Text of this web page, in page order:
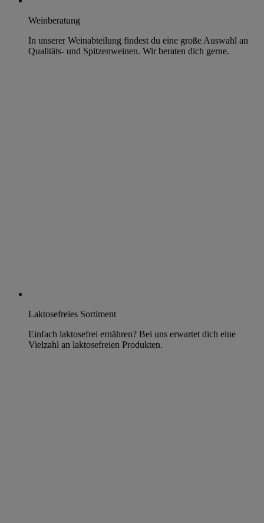
Weinberatung
In unserer Weinabteilung findest du eine große Auswahl an
Qualitäts- und Spitzenweinen. Wir beraten dich gerne.
Laktosefreies Sortiment
Einfach laktosefrei ernähren? Bei uns erwartet dich eine
Vielzahl an laktosefreien Produkten.